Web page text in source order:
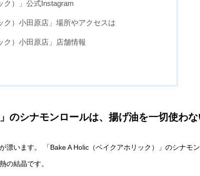
ク）」公式Instagram
ク）小田原店」場所やアクセスは
ク）小田原店」店舗情報
のシナモンロールは、揚げ油を一切使わな
います。 「Bake A Holic（ベイクアホリック）」のシナモ
の結晶です。